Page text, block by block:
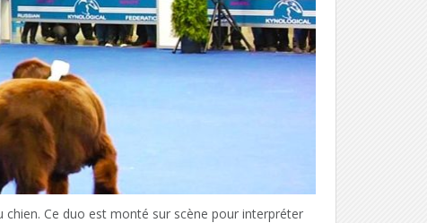
Ce duo est monté sur scène pour interpréter